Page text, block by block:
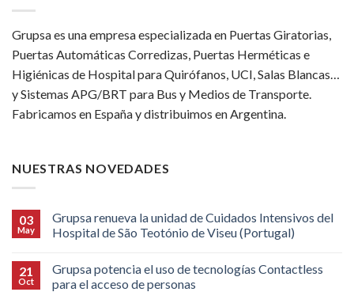
Grupsa es una empresa especializada en Puertas Giratorias,
Puertas Automáticas Corredizas, Puertas Herméticas e
Higiénicas de Hospital para Quirófanos, UCI, Salas Blancas…
y Sistemas APG/BRT para Bus y Medios de Transporte.
Fabricamos en España y distribuimos en Argentina.
NUESTRAS NOVEDADES
03
May
Grupsa renueva la unidad de Cuidados Intensivos del
Hospital de São Teotónio de Viseu (Portugal)
21
Oct
Grupsa potencia el uso de tecnologías Contactless
para el acceso de personas